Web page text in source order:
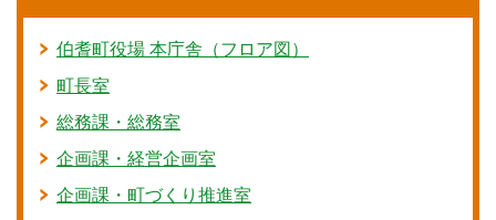
伯耆町役場 本庁舎（フロア図）
町長室
総務課・総務室
企画課・経営企画室
企画課・町づくり推進室